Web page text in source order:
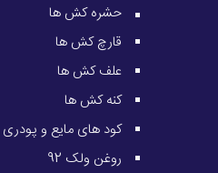
حشره کش ها
قارچ کش ها
علف کش ها
کنه کش ها
کود های مایع و پودری
روغن ولک 92